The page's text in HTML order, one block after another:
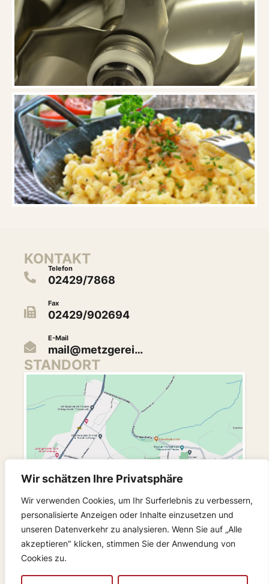
Wir schätzen Ihre Privatsphäre
Wir verwenden Cookies, um Ihr Surferlebnis zu verbessern,
personalisierte Anzeigen oder Inhalte einzusetzen und
unseren Datenverkehr zu analysieren. Wenn Sie auf „Alle
akzeptieren" klicken, stimmen Sie der Anwendung von
Cookies zu.
KONTAKT
Telefon
02429/7868
Fax
02429/902694
E-Mail
mail@metzgerei…
STANDORT
FOLGEN SIE UNS
© 2024 Metzgerei Luysberg StartseiteKontaktZusatzstoffe